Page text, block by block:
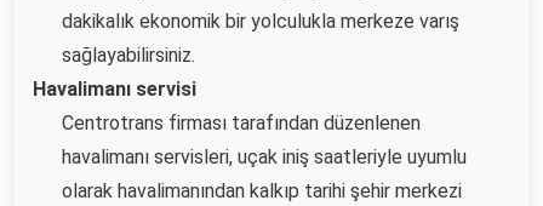
dakikalık ekonomik bir yolculukla merkeze varış
sağlayabilirsiniz.
Havalimanı servisi
Centrotrans firması tarafından düzenlenen
havalimanı servisleri, uçak iniş saatleriyle uyumlu
olarak havalimanından kalkıp tarihi şehir merkezi